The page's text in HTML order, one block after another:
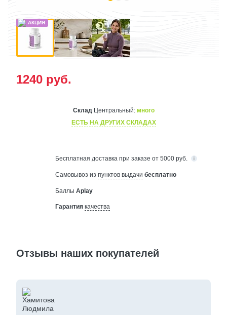
1240 руб.
Склад Центральный: много
ЕСТЬ НА ДРУГИХ СКЛАДАХ
Бесплатная доставка при заказе от 5000 руб.
Самовывоз из пунктов выдачи бесплатно
Баллы Aplay
Гарантия качества
Отзывы наших покупателей